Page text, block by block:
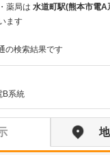
薬局は 水道町駅(熊本市電A
ます
の検索結果です
B系統